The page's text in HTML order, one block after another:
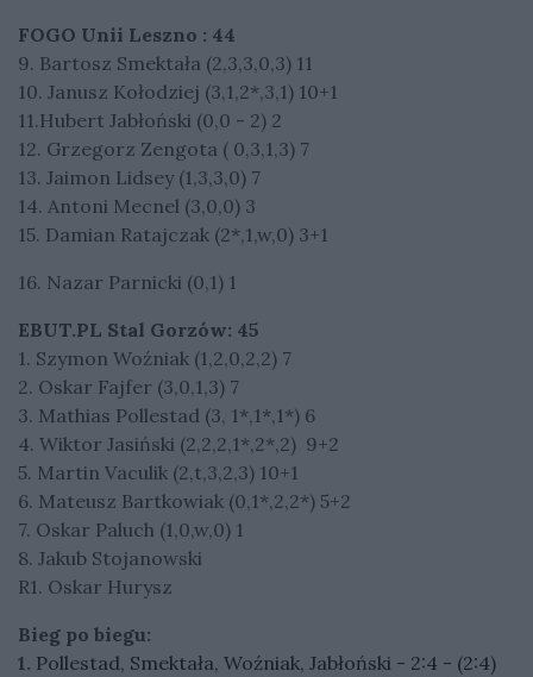
FOGO Unii Leszno : 44
9. Bartosz Smektała (2,3,3,0,3) 11
10. Janusz Kołodziej (3,1,2*,3,1) 10+1
11.Hubert Jabłoński (0,0 - 2) 2
12. Grzegorz Zengota ( 0,3,1,3) 7
13. Jaimon Lidsey (1,3,3,0) 7
14. Antoni Mecnel (3,0,0) 3
15. Damian Ratajczak (2*,1,w,0) 3+1
16. Nazar Parnicki (0,1) 1
EBUT.PL Stal Gorzów: 45
1. Szymon Woźniak (1,2,0,2,2) 7
2. Oskar Fajfer (3,0,1,3) 7
3. Mathias Pollestad (3, 1*,1*,1*) 6
4. Wiktor Jasiński (2,2,2,1*,2*,2) 9+2
5. Martin Vaculik (2,t,3,2,3) 10+1
6. Mateusz Bartkowiak (0,1*,2,2*) 5+2
7. Oskar Paluch (1,0,w,0) 1
8. Jakub Stojanowski
R1. Oskar Hurysz
Bieg po biegu:
1. Pollestad, Smektała, Woźniak, Jabłoński - 2:4 - (2:4)